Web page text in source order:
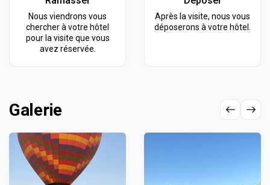
Nous viendrons vous
chercher à votre hôtel
pour la visite que vous
avez réservée.
Après la visite, nous vous
déposerons à votre hôtel.
Galerie